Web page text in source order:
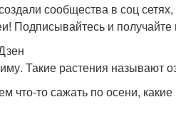
сообщества в соц сетях,
Подписывайтесь и
Такие растения называют
что-то сажать по осени,